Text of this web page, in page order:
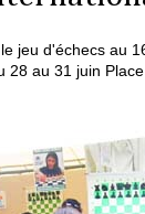
jeu d'échecs au
28 au 31 juin